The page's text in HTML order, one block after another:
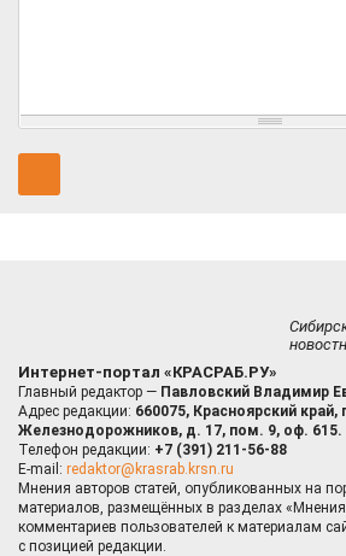
Интернет-портал «КРАСРАБ.РУ»
Главный редактор — Павловский Владимир
Адрес редакции: 660075, Красноярский край,
Железнодорожников, д. 17, пом. 9, оф. 615.
Телефон редакции: +7 (391) 211-56-88
E-mail: redaktor@krasrab.krsn.ru
Мнения авторов статей, опубликованных на
материалов, размещённых в разделах
комментариев пользователей к материалам
с позицией редакции.